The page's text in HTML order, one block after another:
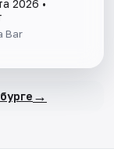
2026 •
Bar
→